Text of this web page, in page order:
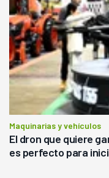
Maquinarias y vehículos
El dron que quiere
es perfecto para